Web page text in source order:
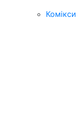
Комікси